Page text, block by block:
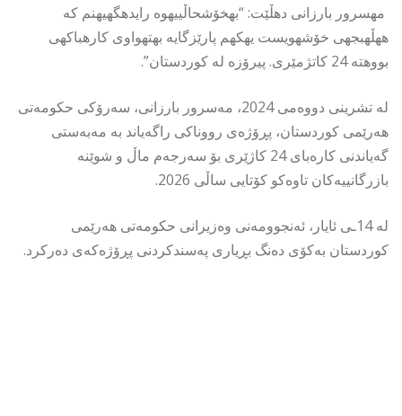
مهسرور بارزانی دهڵێت: “بهخۆشحاڵییهوه رایدهگهیهنم كه
ههڵهبجهی خۆشهویست یهكهم پارێزگایه بهتهواوی كارهباكهی
بووهته 24 كاتژمێری. پیرۆزه له كوردستان”.
له تشرینی دووەمی 2024، مەسرور بارزانی، سەرۆکی حکومەتی
هەرێمی کوردستان، پڕۆژەی رووناکی راگەیاند بە مەبەستی
گەیاندنی کارەبای 24 کاژێری بۆ سەرجەم ماڵ و شوێنە
بازرگانییەکان تاوەکو کۆتایی ساڵی 2026.
لە 14ـی ئایار، ئەنجوومەنی وەزیرانی حکومەتی هەرێمی
کوردستان بەکۆی دەنگ بڕیاری پەسندکردنی پڕۆژەکەی دەرکرد.